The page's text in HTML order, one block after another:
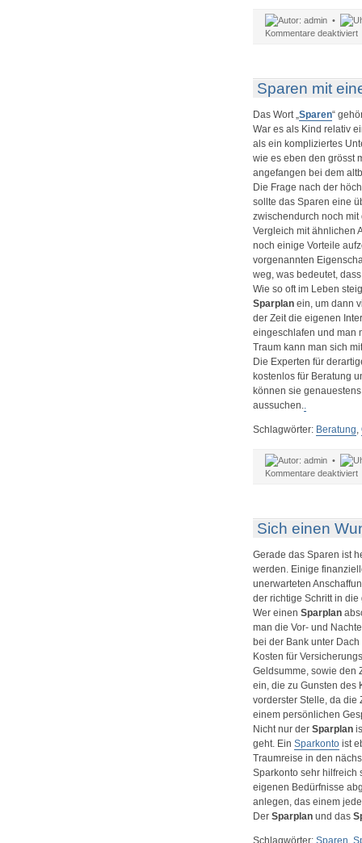
admin •
Kommentare deaktiviertfür
Sparen mit
Das Wort „Sparen“
War es als Kind relativ
als ein kompliziertes
wie es eben den grösst
angefangen bei dem
Die Frage nach der
sollte das Sparen eine
zwischendurch noch
Vergleich mit ähnlichen
noch einige Vorteile
vorgenannten
weg, was bedeutet,
Wie so oft im Leben
Sparplan ein, um dann
der Zeit die eigenen
eingeschlafen und man
Traum kann man sich
Die Experten für
kostenlos für Beratung
können sie
aussuchen..
Schlagwörter: Beratung,
admin •
Kommentare deaktiviertfür
Sich einen
Gerade das Sparen ist
werden. Einige
unerwarteten
der richtige Schritt in
Wer einen Sparplan
man die Vor- und
bei der Bank unter
Kosten für
Geldsumme, sowie den
ein, die zu Gunsten des
vorderster Stelle, da die
einem persönlichen
Nicht nur der Sparplan
geht. Ein Sparkontoist
Traumreise in den
Sparkonto sehr hilfreich
eigenen Bedürfnisse
anlegen, das einem
Der Sparplanund das
Schlagwörter: Sparen,